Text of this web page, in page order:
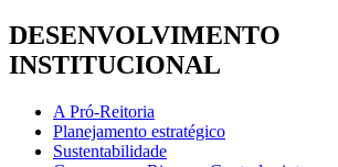
DESENVOLVIMENTO
INSTITUCIONAL
A Pró-Reitoria
Planejamento estratégico
Sustentabilidade